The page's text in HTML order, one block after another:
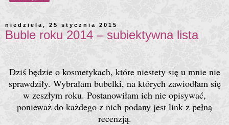
niedziela, 25 stycznia 2015
Buble roku 2014 – subiektywna lista
Dziś będzie o kosmetykach, które niestety się u mnie nie
sprawdziły. Wybrałam bubelki, na których zawiodłam się
w zeszłym roku. Postanowiłam ich nie opisywać,
ponieważ do każdego z nich podany jest link z pełną
recenzją.